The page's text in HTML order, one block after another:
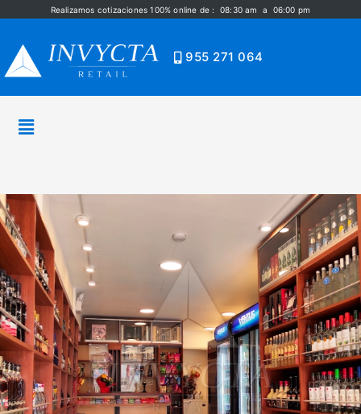
Realizamos cotizaciones 100% online de : 08:30 am a 06:00 pm
955 271 064